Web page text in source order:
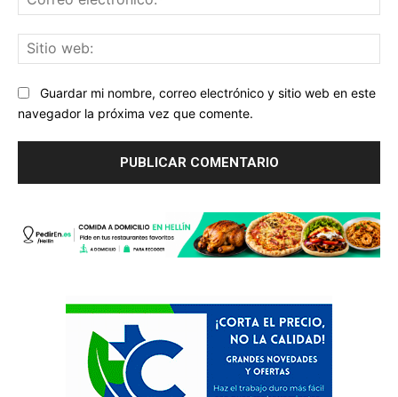
Guardar mi nombre, correo electrónico y sitio web en este
navegador la próxima vez que comente.